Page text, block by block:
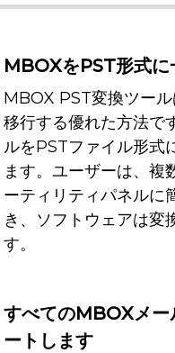
MBOXをPST形式に
MBOX PST変換ツー
移行する優れた方法で
ルをPSTファイル形式
ます。ユーザーは、
ーティリティパネルに
き、ソフトウェアは変
す。
すべてのMBOXメ
ートします